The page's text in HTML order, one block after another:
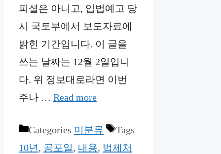
피셜은 아니고, 입법예고 당
시 국토부에서 보도자료에
밝힌 기간입니다. 이 글을
쓰는 날짜는 12월 2일입니
다. 위 정보대로라면 이번
주나 … Read more
Categories 미분류
Tags
10년, 공포일, 내용, 법제처